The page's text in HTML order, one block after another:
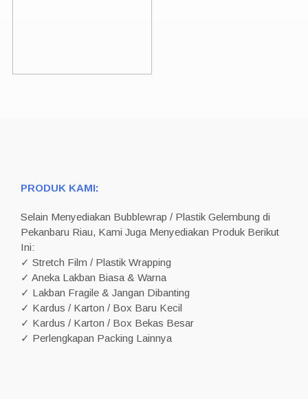
PRODUK KAMI:
Selain Menyediakan Bubblewrap / Plastik Gelembung di
Pekanbaru Riau, Kami Juga Menyediakan Produk Berikut
Ini:
✓ Stretch Film / Plastik Wrapping
✓ Aneka Lakban Biasa & Warna
✓ Lakban Fragile & Jangan Dibanting
✓ Kardus / Karton / Box Baru Kecil
✓ Kardus / Karton / Box Bekas Besar
✓ Perlengkapan Packing Lainnya